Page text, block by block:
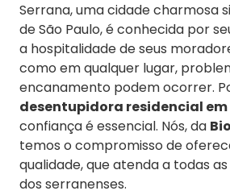
Serrana, uma cidade charmosa
de São Paulo, é conhecida por
a hospitalidade de seus
como em qualquer lugar,
encanamento podem ocorrer.
desentupidora residencial em
confiança é essencial. Nós, da
temos o compromisso de
qualidade, que atenda a todas
dos serranenses.